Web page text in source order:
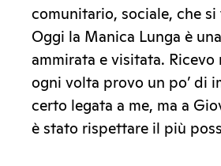
comunitario, sociale, che si
Oggi la Manica Lunga è
ammirata e visitata.
ogni volta provo un po’ di
certo legata a me, ma a
è stato rispettare il più